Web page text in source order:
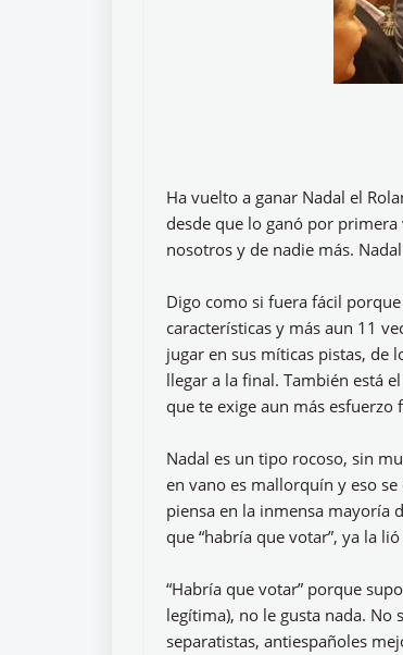
Ha vuelto a ganar Nadal el
desde que lo ganó por primera
nosotros y de nadie más.
Digo como si fuera fácil
características y más aun 11
jugar en sus míticas pistas, de
llegar a la final. También está
que te exige aun más esfuerzo
Nadal es un tipo rocoso, sin
en vano es mallorquín y eso
piensa en la inmensa mayoría
que “habría que votar”, ya la
“Habría que votar” porque
legítima), no le gusta nada. No
separatistas, antiespañoles